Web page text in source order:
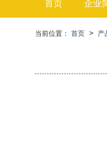
首页 企业
当前位置： 首页 > 产